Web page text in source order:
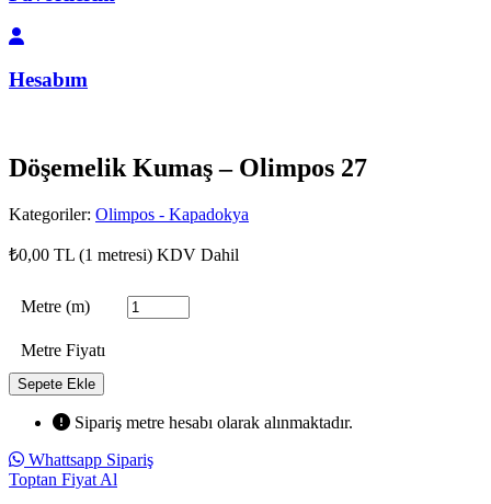
Hesabım
Döşemelik Kumaş – Olimpos 27
Kategoriler: Olimpos - Kapadokya
₺0,00 TL (1 metresi) KDV Dahil
Metre (m)
Metre Fiyatı
Sepete Ekle
Sipariş metre hesabı olarak alınmaktadır.
Whattsapp Sipariş
Toptan Fiyat Al